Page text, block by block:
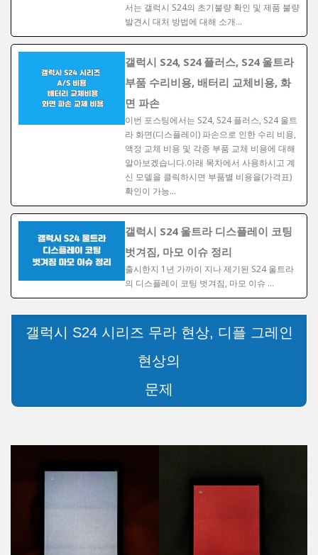
서는 갤럭시 S24의 초기불량 확인 및 제품 불량
발견시 대처 방법에 대해 소개…
갤럭시 S24, S24 플러스, S24 울트라
부품 수리비용, 배터리 교체비용, 화
면 파손
이번 포스팅에서는 S24, S24 플러스, S24 울트
라 화면(디스플레이) 파손으로 인한 수리 비용,
액정 교체 비용 및 각종 부품 교체 비용에 대해
알아보겠습니다.아래 목차에서 사용하시고 계
신 모델을 클릭하시면 부품별 비용을(가격표)
확인이 가능…
갤럭시 S24 울트라 디스플레이 코팅
벗겨짐, 마모 이슈 정리
출시한지 1년 가까이 지나 제기된 S24 울트라
의 디스플레이 코팅 벗겨짐, 마모 이슈 …
갤럭시 S24 시리즈 무라 현상, 디플 그레인
현상의
문제